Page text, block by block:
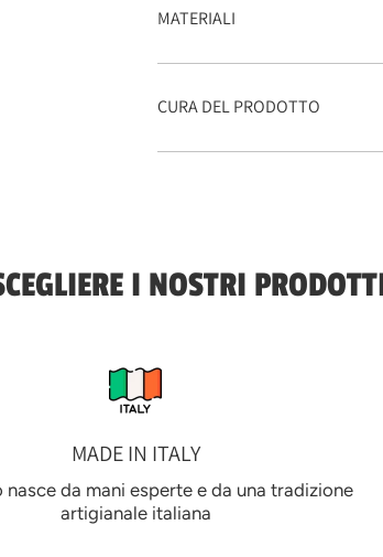
MATERIALI
CURA DEL PRODOTTO
I NOSTRI
MADE IN ITALY
nasce da mani esperte e da una tradizione
artigianale italiana